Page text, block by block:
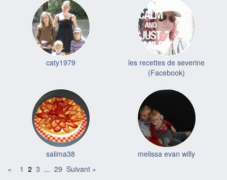
caty1979
les recettes de severine
(Facebook)
salima38
melissa evan willy
«
1 2 3 ... 29 Suivant »